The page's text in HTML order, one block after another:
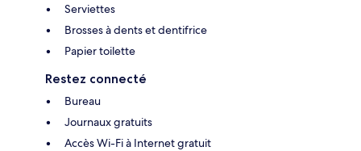
Serviettes
Brosses à dents et dentifrice
Papier toilette
Restez connecté
Bureau
Journaux gratuits
Accès Wi-Fi à Internet gratuit